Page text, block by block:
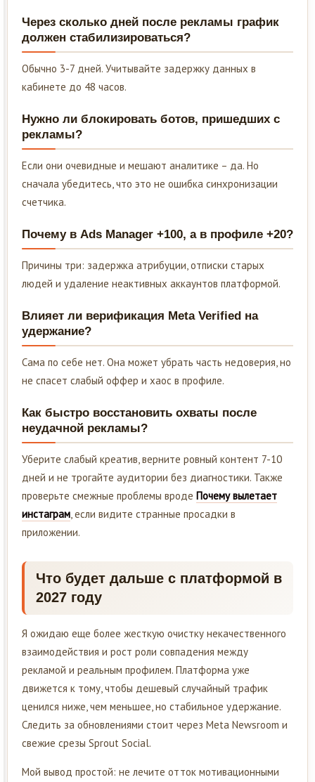
Через сколько дней после рекламы график
должен стабилизироваться?
Обычно 3-7 дней. Учитывайте задержку данных в
кабинете до 48 часов.
Нужно ли блокировать ботов, пришедших с
рекламы?
Если они очевидные и мешают аналитике – да. Но
сначала убедитесь, что это не ошибка синхронизации
счетчика.
Почему в Ads Manager +100, а в профиле +20?
Причины три: задержка атрибуции, отписки старых
людей и удаление неактивных аккаунтов платформой.
Влияет ли верификация Meta Verified на
удержание?
Сама по себе нет. Она может убрать часть недоверия, но
не спасет слабый оффер и хаос в профиле.
Как быстро восстановить охваты после
неудачной рекламы?
Уберите слабый креатив, верните ровный контент 7-10
дней и не трогайте аудитории без диагностики. Также
проверьте смежные проблемы вроде Почему вылетает
инстаграм, если видите странные просадки в
приложении.
Что будет дальше с платформой в
2027 году
Я ожидаю еще более жесткую очистку некачественного
взаимодействия и рост роли совпадения между
рекламой и реальным профилем. Платформа уже
движется к тому, чтобы дешевый случайный трафик
ценился ниже, чем меньшее, но стабильное удержание.
Следить за обновлениями стоит через Meta Newsroom и
свежие срезы Sprout Social.
Мой вывод простой: не лечите отток мотивационными